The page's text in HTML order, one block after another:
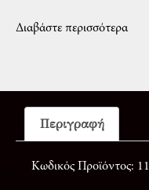
Διαβάστε περισσότερα
Περιγραφή
Κωδικός Προϊόντος: 11